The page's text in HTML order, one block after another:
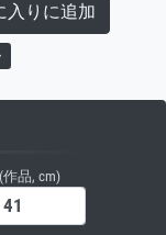
りに追加
品, cm)